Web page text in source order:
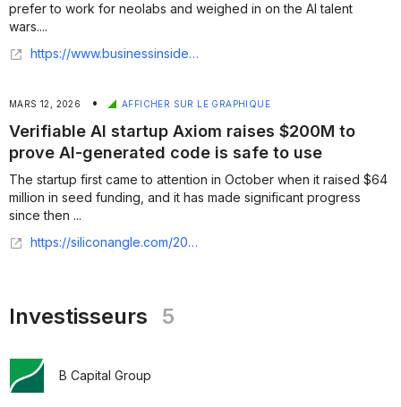
prefer to work for neolabs and weighed in on the AI talent
wars....
https://www.businessinsider.com/carina-hong-axiom-math-ai-talent-war-big-tech-2026-4
MARS 12, 2026 • AFFICHER SUR LE GRAPHIQUE
Verifiable AI startup Axiom raises $200M to
prove AI-generated code is safe to use
The startup first came to attention in October when it raised $64
million in seed funding, and it has made significant progress
since then ...
https://siliconangle.com/2026/03/12/verifiable-ai-startup-axiom-raises-200m-prove-ai-generated-code-safe-use/
Investisseurs 5
B Capital Group